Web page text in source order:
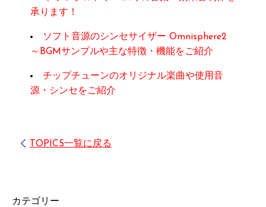
承ります！
ソフト音源のシンセサイザー Omnisphere2
～BGMサンプルや主な特徴・機能をご紹介
チップチューンのオリジナル楽曲や使用音
源・シンセをご紹介
TOPICS一覧に戻る
カテゴリー